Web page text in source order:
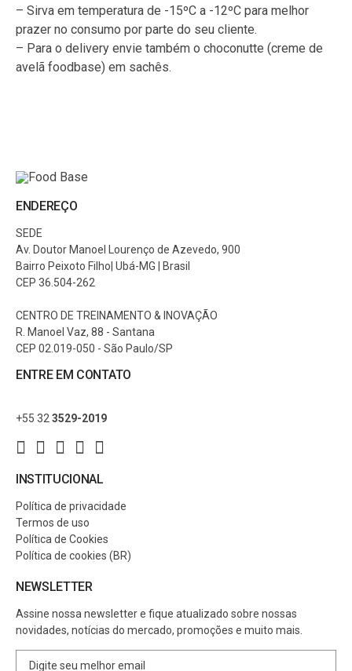
– Sirva em temperatura de -15ºC a -12ºC para melhor
prazer no consumo por parte do seu cliente.
– Para o delivery envie também o choconutte (creme de
avelã foodbase) em sachês.
ENDEREÇO
SEDE
Av. Doutor Manoel Lourenço de Azevedo, 900
Bairro Peixoto Filho| Ubá-MG | Brasil
CEP 36.504-262
CENTRO DE TREINAMENTO & INOVAÇÃO
R. Manoel Vaz, 88 - Santana
CEP 02.019-050 - São Paulo/SP
ENTRE EM CONTATO
+55 32 3529-2019
INSTITUCIONAL
Política de privacidade
Termos de uso
Política de Cookies
Política de cookies (BR)
NEWSLETTER
Assine nossa newsletter e fique atualizado sobre nossas
novidades, notícias do mercado, promoções e muito mais.